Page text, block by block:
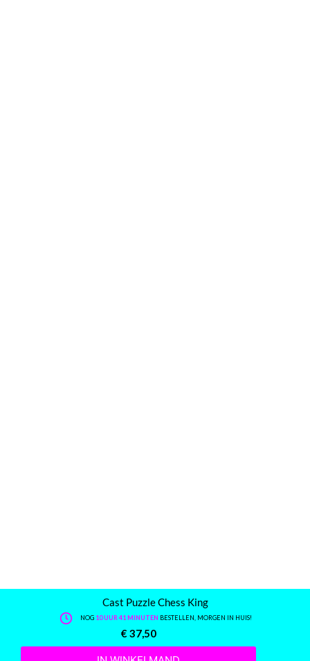
Cast Puzzle Chess King
NOG 10 UUR 41 MINUTEN BESTELLEN, MORGEN IN HUIS!
€ 37,50